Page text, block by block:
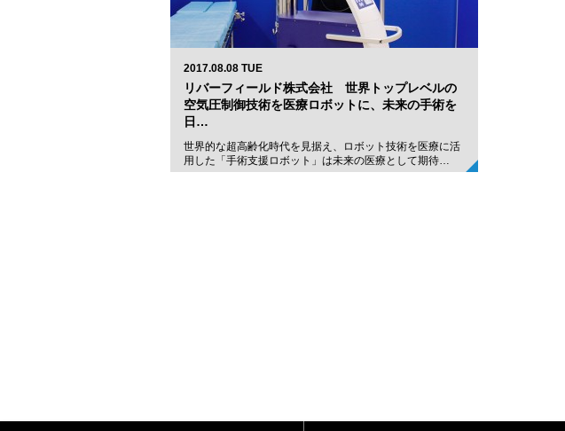
2017.08.08 TUE
リバーフィールド株式会社 世界トップレベルの
空気圧制御技術を医療ロボットに、未来の手術を
日…
世界的な超高齢化時代を見据え、ロボット技術を医療に活
用した「手術支援ロボット」は未来の医療として期待…